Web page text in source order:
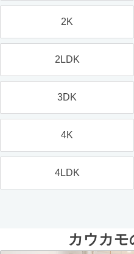
2K
2LDK
3DK
4K
4LDK
カウカモ